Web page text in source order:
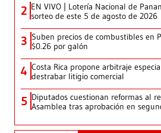
2 EN VIVO | Lotería Nacional de
sorteo de este 5 de agosto de 2026
3 Suben precios de combustibles en
$0.26 por galón
4 Costa Rica propone arbitraje
destrabar litigio comercial
5 Diputados cuestionan reformas al
Asamblea tras aprobación en